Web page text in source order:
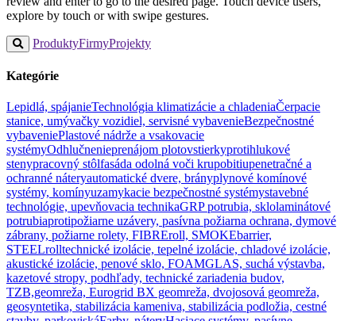
explore by touch or with swipe gestures.
ProduktyFirmyProjekty
Kategórie
Lepidlá, spájanieTechnológia klimatizácie a chladeniaČerpacie
stanice, umývačky vozidiel, servisné vybavenieBezpečnostné
vybaveniePlastové nádrže a vsakovacie
systémyOdhlučnenieprenájom plotovstierkyprotihlukové
stenypracovný stôlfasáda odolná voči krupobitiupenetračné a
ochranné náteryautomatické dvere, brányplynové komínové
systémy, komínyuzamykacie bezpečnostné systémystavebné
technológie, upevňovacia technikaGRP potrubia, sklolaminátové
potrubiaprotipožiarne uzávery, pasívna požiarna ochrana, dymové
zábrany, požiarne rolety, FIBREroll, SMOKEbarrier,
STEELrolltechnické izolácie, tepelné izolácie, chladové izolácie,
akustické izolácie, penové sklo, FOAMGLAS, suchá výstavba,
kazetové stropy, podhľady, technické zariadenia budov,
TZB,geomreža, Eurogrid BX geomreža, dvojosová geomreža,
geosyntetika, stabilizácia kameniva, stabilizácia podložia, cestné